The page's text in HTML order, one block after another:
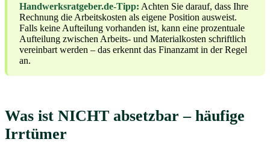
Handwerksratgeber.de-Tipp: Achten Sie darauf, dass Ihre
Rechnung die Arbeitskosten als eigene Position ausweist.
Falls keine Aufteilung vorhanden ist, kann eine prozentuale
Aufteilung zwischen Arbeits- und Materialkosten schriftlich
vereinbart werden – das erkennt das Finanzamt in der Regel
an.
Was ist NICHT absetzbar – häufige
Irrtümer